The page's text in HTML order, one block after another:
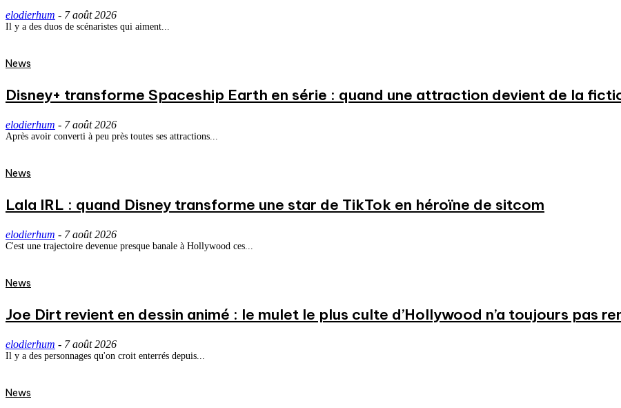
elodierhum - 7 août 2026
Il y a des duos de scénaristes qui aiment...
News
Disney+ transforme Spaceship Earth en série : quand une attraction devient de la
elodierhum - 7 août 2026
Après avoir converti à peu près toutes ses attractions...
News
Lala IRL : quand Disney transforme une star de TikTok en héroïne de sitcom
elodierhum - 7 août 2026
C'est une trajectoire devenue presque banale à Hollywood ces...
News
Joe Dirt revient en dessin animé : le mulet le plus culte d’Hollywood n’a toujours pas
elodierhum - 7 août 2026
Il y a des personnages qu'on croit enterrés depuis...
News